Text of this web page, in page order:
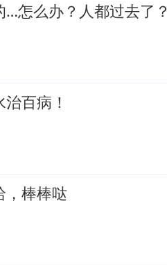
怎么办？人都过去了？
百病！
，棒棒哒